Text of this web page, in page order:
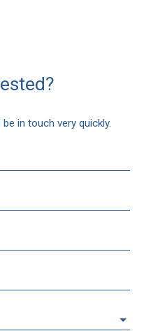
in touch very quickly.